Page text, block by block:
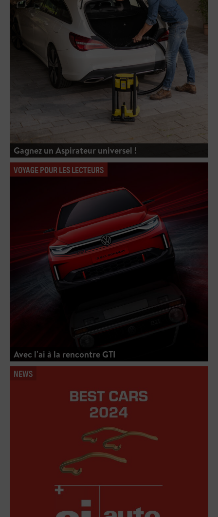
Gagnez un Aspirateur universel !
VOYAGE POUR LES LECTEURS
Avec l'ai à la rencontre GTI
NEWS